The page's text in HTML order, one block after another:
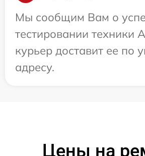
Мы сообщим Вам о
тестировании техники
курьер доставит ее по
адресу.
Цены на